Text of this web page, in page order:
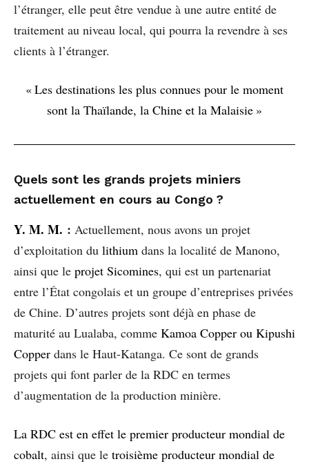
l’étranger, elle peut être vendue à une autre entité de
traitement au niveau local, qui pourra la revendre à ses
clients à l’étranger.
« Les destinations les plus connues pour le moment
sont la Thaïlande, la Chine et la Malaisie »
Quels sont les grands projets miniers
actuellement en cours au Congo ?
Y. M. M. : Actuellement, nous avons un projet
d’exploitation du lithium dans la localité de Manono,
ainsi que le projet Sicomines, qui est un partenariat
entre l’État congolais et un groupe d’entreprises privées
de Chine. D’autres projets sont déjà en phase de
maturité au Lualaba, comme Kamoa Copper ou Kipushi
Copper dans le Haut-Katanga. Ce sont de grands
projets qui font parler de la RDC en termes
d’augmentation de la production minière.
La RDC est en effet le premier producteur mondial de
cobalt, ainsi que le troisième producteur mondial de